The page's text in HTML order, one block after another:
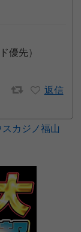
優先）
返信
カジノ福山